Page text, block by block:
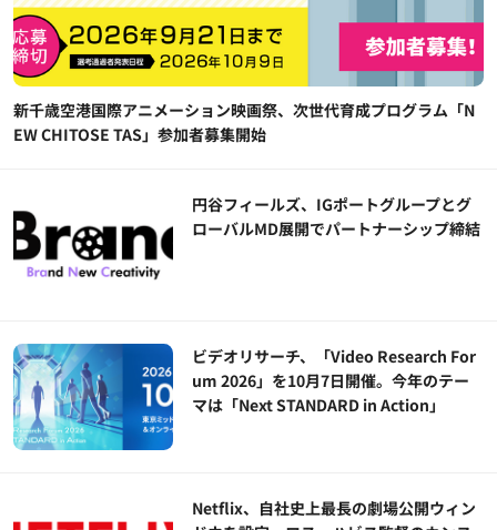
新千歳空港国際アニメーション映画祭、次世代育成プログラム「N
EW CHITOSE TAS」参加者募集開始
円谷フィールズ、IGポートグループとグ
ローバルMD展開でパートナーシップ締結
ビデオリサーチ、「Video Research For
um 2026」を10月7日開催。今年のテー
マは「Next STANDARD in Action」
Netflix、自社史上最長の劇場公開ウィン